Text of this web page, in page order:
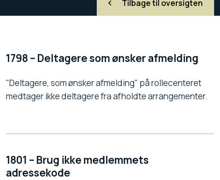
Tilbage til oversigten
1798 – Deltagere som ønsker afmelding
"Deltagere, som ønsker afmelding" på rollecenteret
medtager ikke deltagere fra afholdte arrangementer.
1801 – Brug ikke medlemmets
adressekode